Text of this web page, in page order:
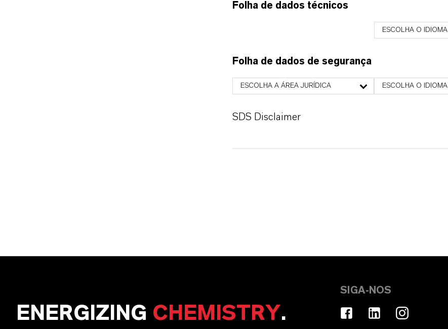
Folha de dados técnicos
ESCOLHA O IDIOMA
Folha de dados de segurança
ESCOLHA A ÁREA JURÍDICA ESCOLHA O IDIOMA
SDS Disclaimer
ENERGIZING CHEMISTRY.
SIGA-NOS